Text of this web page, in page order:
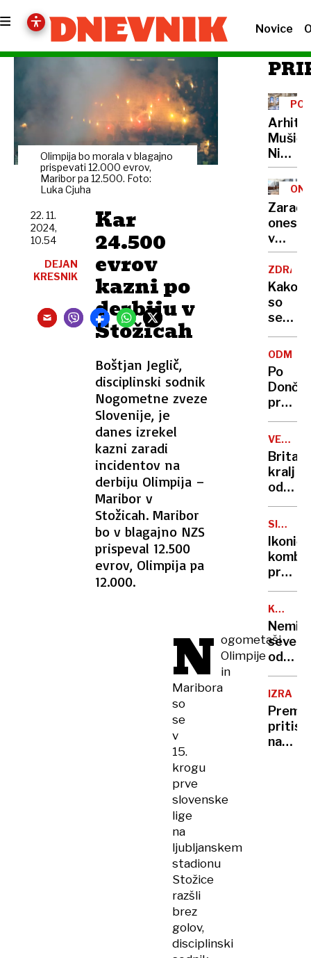
Novice
Olimpija bo morala v blagajno
prispevati 12.000 evrov,
Maribor pa 12.500. Foto:
Luka Cjuha
Kar
24.500
evrov
kazni po
derbiju v
Stožicah
Boštjan Jeglič,
disciplinski sodnik
Nogometne zveze
Slovenije, je
danes izrekel
kazni zaradi
incidentov na
derbiju Olimpija –
Maribor v
Stožicah. Maribor
bo v blagajno NZS
prispeval 12.500
evrov, Olimpija pa
12.000.
22. 11.
2024,
10.54
DEJAN
KRESNIK
N ogometaši
Olimpije
in
Maribora
so
se
v
15.
krogu
prve
slovenske
lige
na
ljubljanskem
stadionu
Stožice
razšli
brez
golov,
disciplinski
Mušič:
Nikoli
nisem
da je
to v
moji
Zaradi
v
delu
voda
Kako
so
se
cilji
vlade
Po
Karma
je
psica,
Nico
pa
njen
sin
VELIKA
kralj
zaradi
raka
SIMBOL
kombi
75.
rojstni
dan
Nemir
od
ZDA
IZRAEL
na